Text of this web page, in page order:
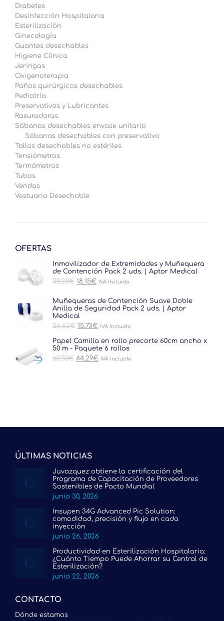
Diabetes
Desinfección Hospitalaria
Esterilización
Ginecología
Guantes desechables
Higiene Clínica
Jeringas
Oxigenoterapia
Paños quirúrgicos desechables
Pediatría
Preservativos y Lubricantes
Rasuradoras
Sábanas desechables envase unitario
Sábanas desechables con preservativo
Tallas desechables no estériles
Tensiómetros
Termómetros
Tubos
Vendas
Vestuario Desechable
OFERTAS
Inmovilizador de Extremidades y Muñequera
de Contención Pack 2 uds. | Aptor Medical
30.25€ El
era:
30.25€.
18.15€ El
es:
18.15€.
IVA Incluido
Muñequeras de Contención Suave Doble
Anilla de Seguridad Pack 2 uds. | Aptor
Medical
26.62€ El
original
era:
26.62€.
15.73€ El
actual
es:
15.73€.
IVA Incluido
Papel Camilla en rollo precorte 60cm ancho x
50 m - Paquete 6 rollos
60.50€ El
44.29€ El
IVA Incluido
ÚLTIMAS NOTICIAS
Juvazquez obtiene la certificación del
Programa de Capacitación de Proveedores
Sostenibles de Pacto Mundial
junio 30, 2026
Insupen 34G Advanced Pic Solution:
comodidad, precisión y flujo en cada
inyección
junio 26, 2026
Productividad en Esterilización Hospitalaria:
¿Cuánto Tiempo Puede Ahorrar su Central de
Esterilización?
junio 22, 2026
CONTACTO
Dónde estamos